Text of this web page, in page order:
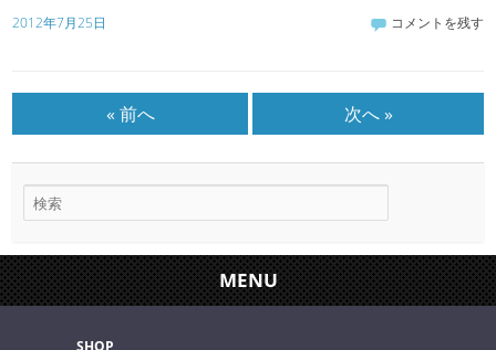
2012年7月25日 コメントを残す
« 前へ 次へ »
MENU
SHOP